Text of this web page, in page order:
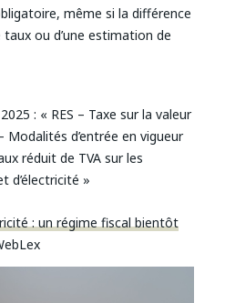
même si la différence
ou d’une estimation de
: « RES – Taxe sur la valeur
d’entrée en vigueur
réduit de TVA sur les
d’électricité »
: un régime fiscal bientôt